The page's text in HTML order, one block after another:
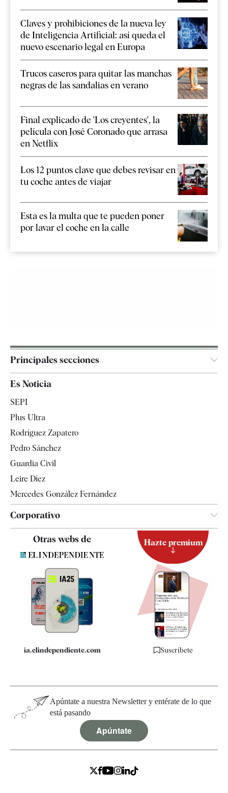
Claves y prohibiciones de la nueva ley
de Inteligencia Artificial: así queda el
nuevo escenario legal en Europa
Trucos caseros para quitar las manchas
negras de las sandalias en verano
Final explicado de 'Los creyentes', la
película con José Coronado que arrasa
en Netflix
Los 12 puntos clave que debes revisar en
tu coche antes de viajar
Esta es la multa que te pueden poner
por lavar el coche en la calle
Principales secciones
España
Televisión
Es Noticia
SEPI
Plus Ultra
Rodríguez Zapatero
Pedro Sánchez
Guardia Civil
Leire Díez
Mercedes González Fernández
Corporativo
Contacto
Quiénes somos
Especificaciones
Otras webs de
ia.elindependiente.com
Hazte premium
Suscríbete
Apúntate a nuestra Newsletter y entérate de lo que
está pasando
Apúntate